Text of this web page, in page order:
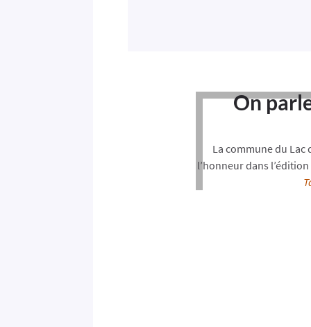
On
La commune du Lac
l’honneur dans